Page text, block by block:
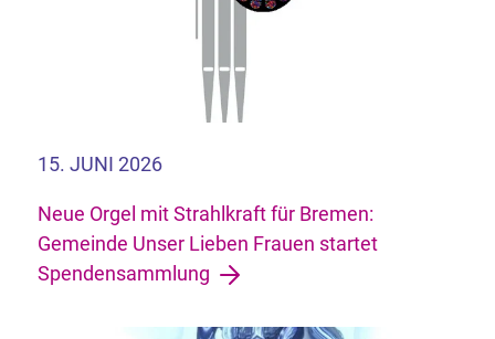
15. JUNI 2026
Neue Orgel mit Strahlkraft für Bremen:
Gemeinde Unser Lieben Frauen startet
Spendensammlung